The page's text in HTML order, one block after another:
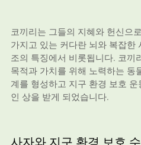
코끼리는 그들의 지혜와 헌신으
가지고 있는 커다란 뇌와 복잡한
조의 특징에서 비롯됩니다. 코끼
목적과 가치를 위해 노력하는 동
계를 형성하고 지구 환경 보호
인 상을 받게 되었습니다.
사자와 지구 환경 보호